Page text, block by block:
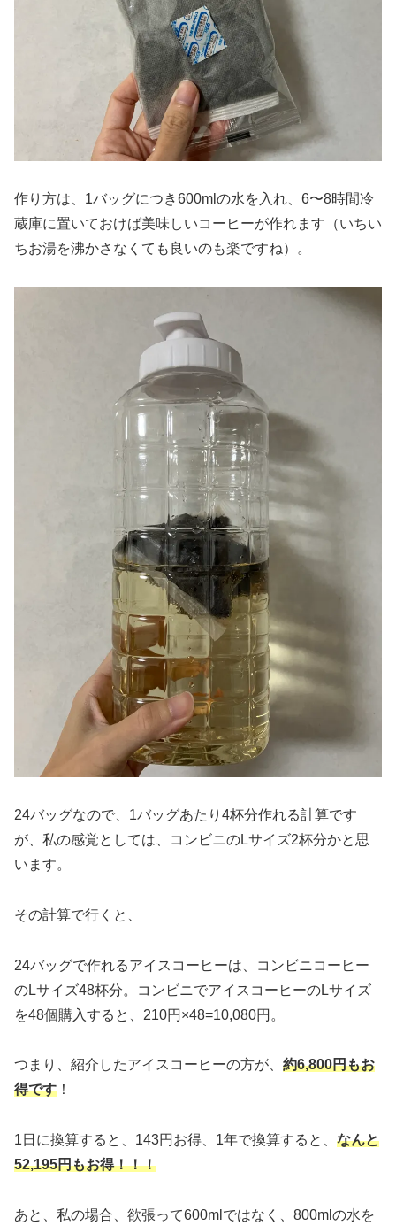
作り方は、1バッグにつき600mlの水を入れ、6〜8時間冷
蔵庫に置いておけば美味しいコーヒーが作れます（いちい
ちお湯を沸かさなくても良いのも楽ですね）。
24バッグなので、1バッグあたり4杯分作れる計算です
が、私の感覚としては、コンビニのLサイズ2杯分かと思
います。
その計算で行くと、
24バッグで作れるアイスコーヒーは、コンビニコーヒー
のLサイズ48杯分。コンビニでアイスコーヒーのLサイズ
を48個購入すると、210円×48=10,080円。
つまり、紹介したアイスコーヒーの方が、 約6,800円もお
得です ！
1日に換算すると、143円お得、1年で換算すると、 なんと
52,195円もお得！！！
あと、私の場合、欲張って600mlではなく、800mlの水を